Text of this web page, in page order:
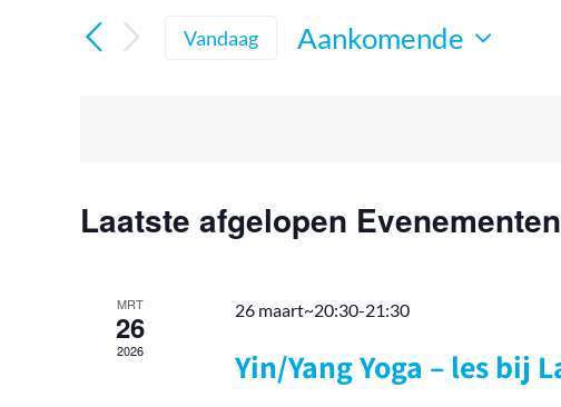
en
weergeven
in.
Vandaag
Aankomende
Laatste afgelopen Evenementen
MRT
26
2026
26 maart~20:30-21:30
Yin/Yang Yoga – les bij